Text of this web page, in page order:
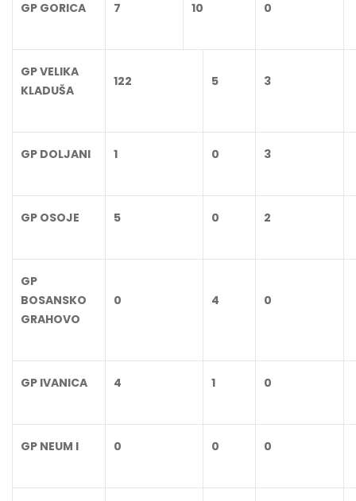
GP GORICA 7 10 0
GP VELIKA
KLADUŠA
122 5 3
GP DOLJANI 1 0 3
GP OSOJE 5 0 2
GP
BOSANSKO
GRAHOVO
0 4 0
GP IVANICA 4 1 0
GP NEUM I 0 0 0